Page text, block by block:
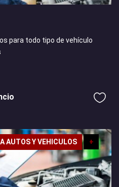
para todo tipo de vehículo
AUTOS Y VEHICULOS +